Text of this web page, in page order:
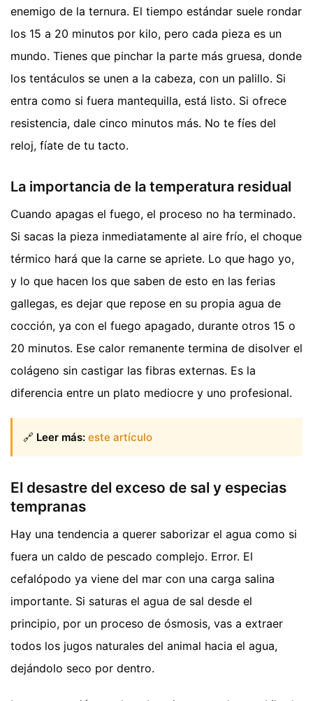
enemigo de la ternura. El tiempo estándar suele rondar
los 15 a 20 minutos por kilo, pero cada pieza es un
mundo. Tienes que pinchar la parte más gruesa, donde
los tentáculos se unen a la cabeza, con un palillo. Si
entra como si fuera mantequilla, está listo. Si ofrece
resistencia, dale cinco minutos más. No te fíes del
reloj, fíate de tu tacto.
La importancia de la temperatura residual
Cuando apagas el fuego, el proceso no ha terminado.
Si sacas la pieza inmediatamente al aire frío, el choque
térmico hará que la carne se apriete. Lo que hago yo,
y lo que hacen los que saben de esto en las ferias
gallegas, es dejar que repose en su propia agua de
cocción, ya con el fuego apagado, durante otros 15 o
20 minutos. Ese calor remanente termina de disolver el
colágeno sin castigar las fibras externas. Es la
diferencia entre un plato mediocre y uno profesional.
🔗 Leer más: este artículo
El desastre del exceso de sal y especias
tempranas
Hay una tendencia a querer saborizar el agua como si
fuera un caldo de pescado complejo. Error. El
cefalópodo ya viene del mar con una carga salina
importante. Si saturas el agua de sal desde el
principio, por un proceso de ósmosis, vas a extraer
todos los jugos naturales del animal hacia el agua,
dejándolo seco por dentro.